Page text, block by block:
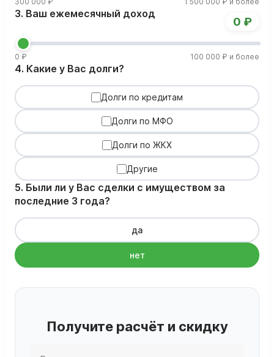
3. Ваш ежемесячный доход
0 ₽ 100 000 ₽ и более
0 ₽
4. Какие у Вас долги?
Долги по кредитам
Долги по МФО
Долги по ЖКХ
Другие
5. Были ли у Вас сделки с имуществом за
последние 3 года?
да
нет
Получите расчёт и скидку